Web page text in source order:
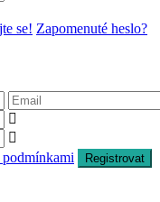
se! Zapomenuté heslo?
Registrovat